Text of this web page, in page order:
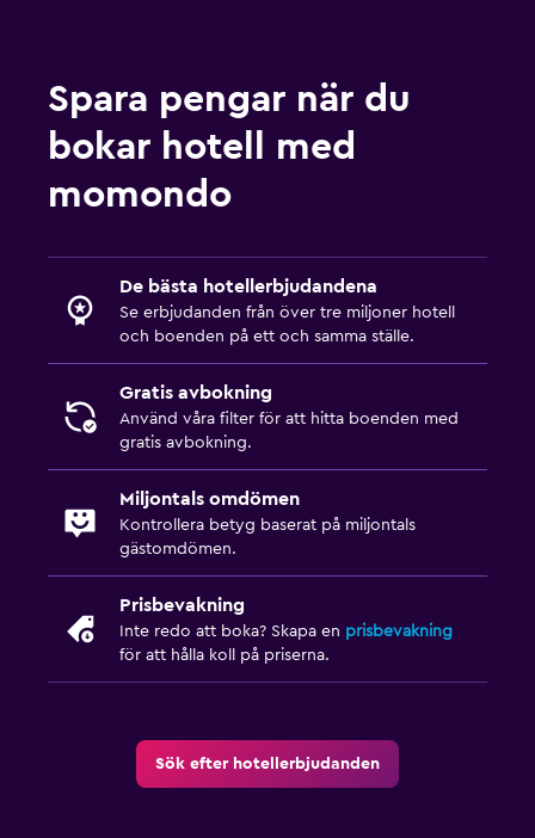
Spara pengar när du
bokar hotell med
momondo
De bästa hotellerbjudandena
Se erbjudanden från över tre miljoner hotell
och boenden på ett och samma ställe.
Gratis avbokning
Använd våra filter för att hitta boenden med
gratis avbokning.
Miljontals omdömen
Kontrollera betyg baserat på miljontals
gästomdömen.
Prisbevakning
Inte redo att boka? Skapa en prisbevakning
för att hålla koll på priserna.
Sök efter hotellerbjudanden